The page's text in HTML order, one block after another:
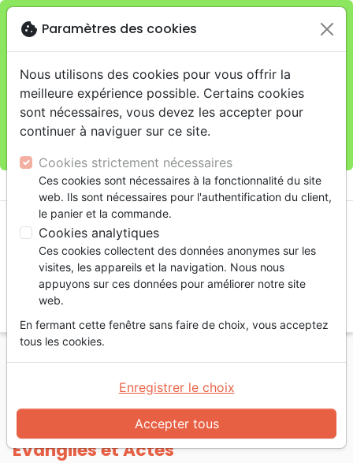
Je veux retirer ma commande au 11 rue de Rive,
Genèveclose
warningCette boutique en ligne est limitée au retrait en
magasin.
Pour les livraisons à domicile, veuillez passer vos
commandes sur la boutique La Maison de la Bible
shopping_cart
Accueil Livres
Commentaires
Nouveau Testament
Évangiles et Actes - Introduction au Nouveau
Testament - volume 01
Évangiles et Actes
cookie Paramètres des cookies
Nous utilisons des cookies pour vous offrir la
meilleure expérience possible. Certains cookies
sont nécessaires, vous devez les accepter pour
continuer à naviguer sur ce site.
Cookies strictement nécessaires
Ces cookies sont nécessaires à la fonctionnalité du site
web. Ils sont nécessaires pour l'authentification du client,
le panier et la commande.
Cookies analytiques
Ces cookies collectent des données anonymes sur les
visites, les appareils et la navigation. Nous nous
appuyons sur ces données pour améliorer notre site
web.
En fermant cette fenêtre sans faire de choix, vous acceptez
tous les cookies.
Accepter tous
Enregistrer le choix